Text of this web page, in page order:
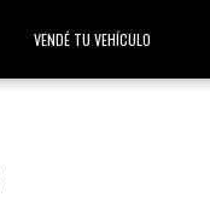
VENDÉ TU VEHÍCULO